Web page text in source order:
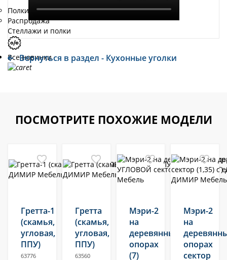
Полки
Распродажа
Стеллажи и полки
Все новинки
Вернуться в раздел - Кухонные уголки
ПОСМОТРИТЕ ПОХОЖИЕ МОДЕЛИ
Гретта-1
(скамья,
угловая,
ППУ)
63776
Гретта
(скамья,
угловая,
ППУ)
63560
Мэри-2
на
деревянных
опорах
(7)
Мэри-2
на
опорах
сектор